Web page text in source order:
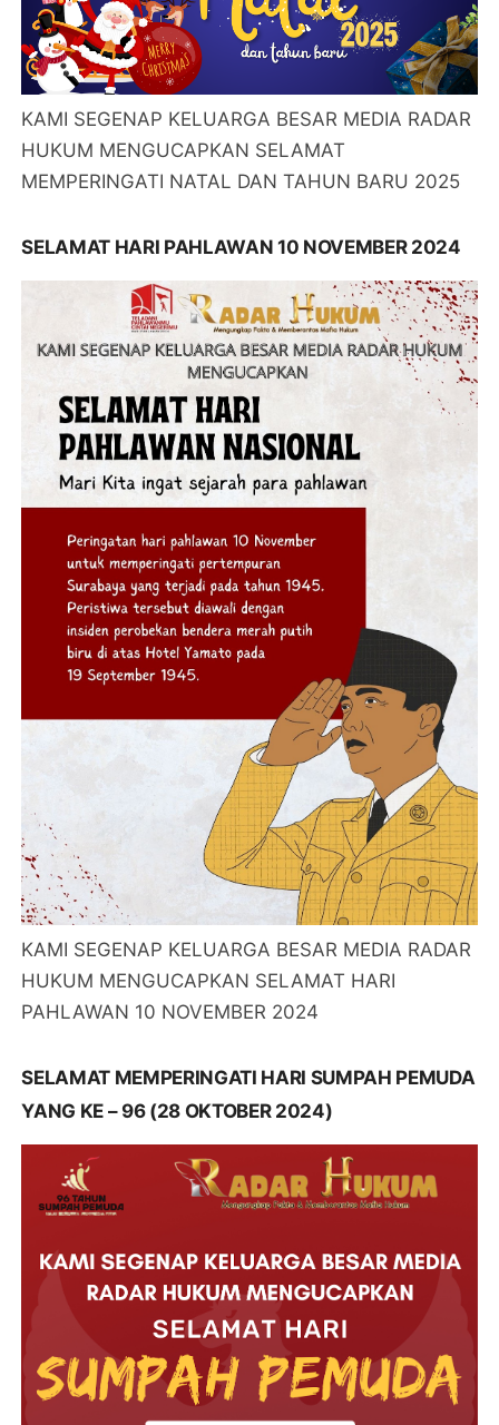
KAMI SEGENAP KELUARGA BESAR MEDIA RADAR
HUKUM MENGUCAPKAN SELAMAT
MEMPERINGATI NATAL DAN TAHUN BARU 2025
SELAMAT HARI PAHLAWAN 10 NOVEMBER 2024
KAMI SEGENAP KELUARGA BESAR MEDIA RADAR
HUKUM MENGUCAPKAN SELAMAT HARI
PAHLAWAN 10 NOVEMBER 2024
SELAMAT MEMPERINGATI HARI SUMPAH PEMUDA
YANG KE – 96 (28 OKTOBER 2024)